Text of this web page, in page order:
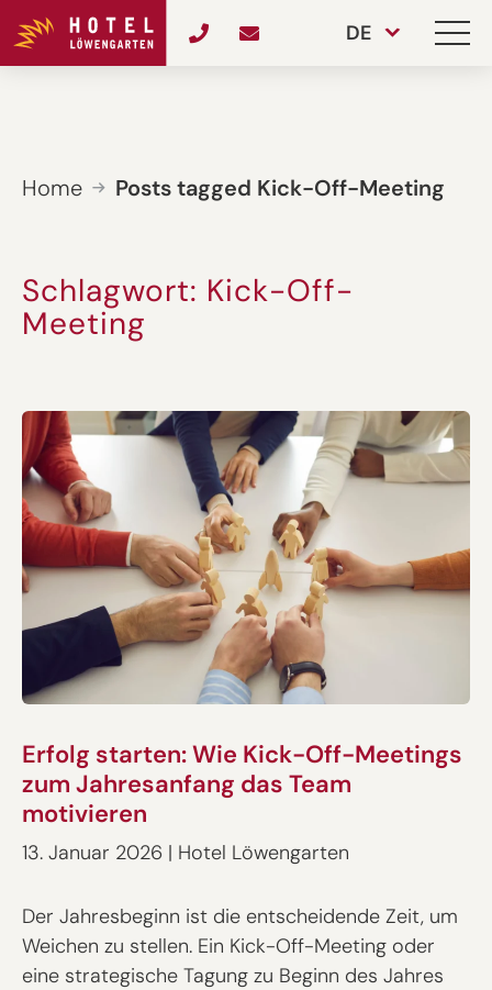
DE
Home Posts tagged Kick-Off-Meeting
Schlagwort: Kick-Off-
Meeting
Erfolg starten: Wie Kick-Off-Meetings
zum Jahresanfang das Team
motivieren
13. Januar 2026 | Hotel Löwengarten
Der Jahresbeginn ist die entscheidende Zeit, um
Weichen zu stellen. Ein Kick-Off-Meeting oder
eine strategische Tagung zu Beginn des Jahres